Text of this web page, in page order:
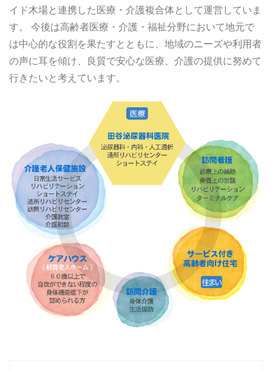
イド木場と連携した医療・介護複合体として運営していま
す。 今後は高齢者医療・介護・福祉分野において地元で
は中心的な役割を果たすとともに、地域のニーズや利用者
の声に耳を傾け、良質で安心な医療、介護の提供に努めて
行きたいと考えています。